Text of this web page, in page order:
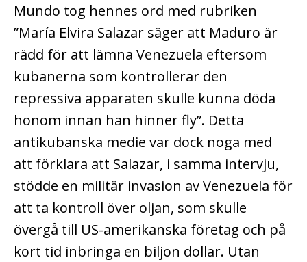
Mundo tog hennes ord med rubriken
”María Elvira Salazar säger att Maduro är
rädd för att lämna Venezuela eftersom
kubanerna som kontrollerar den
repressiva apparaten skulle kunna döda
honom innan han hinner fly”. Detta
antikubanska medie var dock noga med
att förklara att Salazar, i samma intervju,
stödde en militär invasion av Venezuela för
att ta kontroll över oljan, som skulle
övergå till US-amerikanska företag och på
kort tid inbringa en biljon dollar. Utan